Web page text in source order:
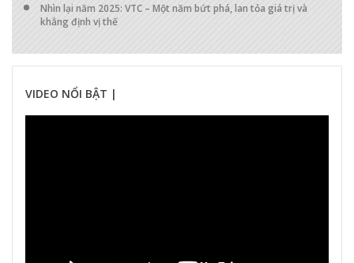
Nhìn lại năm 2025: VTC – Một năm bứt phá, lan tỏa giá trị và
khẳng định vị thế
VIDEO NỔI BẬT |